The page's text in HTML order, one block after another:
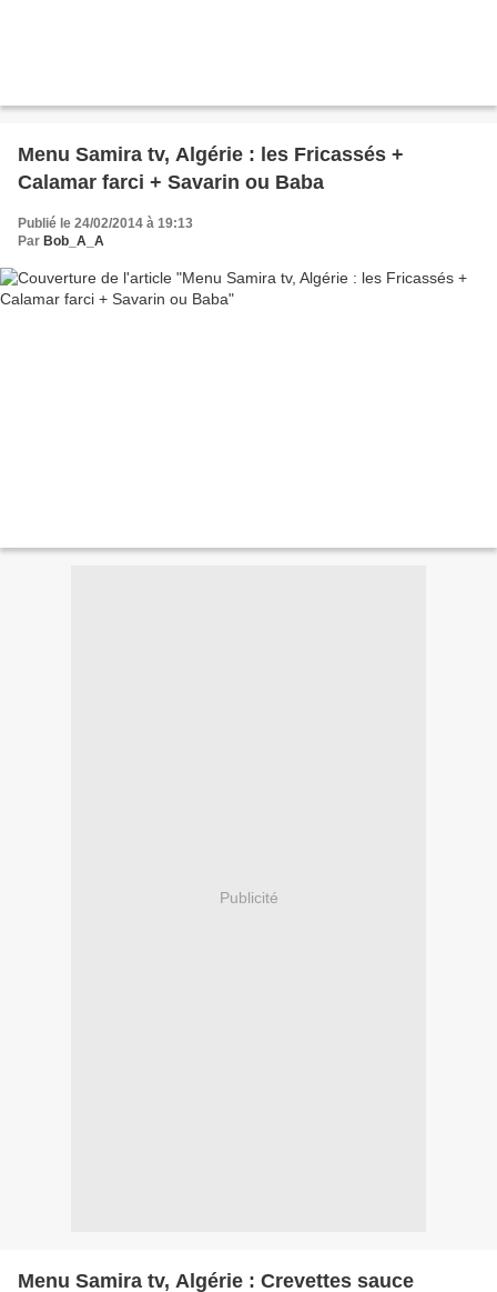
Menu Samira tv, Algérie : les Fricassés +
Calamar farci + Savarin ou Baba
Publié le 24/02/2014 à 19:13
Par Bob_A_A
Publicité
Menu Samira tv, Algérie : Crevettes sauce